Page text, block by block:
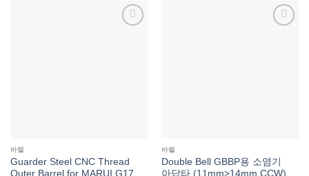
바렐
Guarder Steel CNC Thread
Outer Barrel for MARUI G17
바렐
Double Bell GBBP용 소염기
아답타 (11mm>14mm CCW)